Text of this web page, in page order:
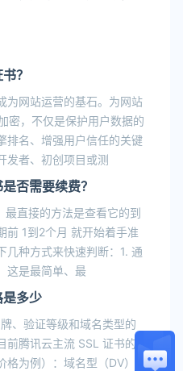
？
为网站运营的基石。为网站
密，不仅是保护用户数据的
排名、增强用户信任的关键
发者、初创项目或测
否需要续费？
最直接的方法是查看它的到
前 1到2个月 就开始着手准
几种方式来快速判断：1. 通
这是最简单、最
是多少
、验证等级和域名类型的
前腾讯云主流 SSL 证书的
为例）：域名型（DV）